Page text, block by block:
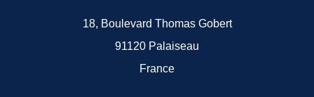
18, Boulevard Thomas Gobert
91120 Palaiseau
France